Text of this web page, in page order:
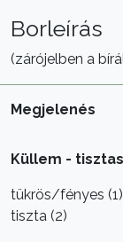
Borleírás
(zárójelben a
Megjelenés
Küllem -
tükrös/fényes (1)
tiszta (2)